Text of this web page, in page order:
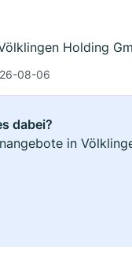
Holding
08-06
dabei?
in